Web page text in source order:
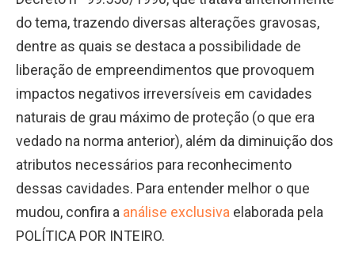
do tema, trazendo diversas alterações gravosas,
dentre as quais se destaca a possibilidade de
liberação de empreendimentos que provoquem
impactos negativos irreversíveis em cavidades
naturais de grau máximo de proteção (o que era
vedado na norma anterior), além da diminuição dos
atributos necessários para reconhecimento
dessas cavidades. Para entender melhor o que
mudou, confira a análise exclusiva elaborada pela
POLÍTICA POR INTEIRO.